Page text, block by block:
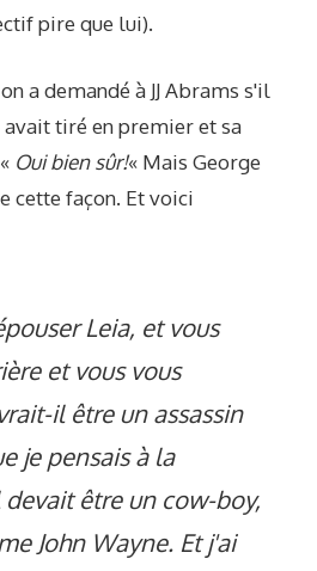
pire que lui).
a demandé à JJ Abrams s'il
tiré en premier et sa
Oui bien sûr!« Mais George
cette façon. Et voici
Leia, et vous
et vous vous
il être un assassin
je pensais à la
être un cow-boy,
John Wayne. Et j'ai